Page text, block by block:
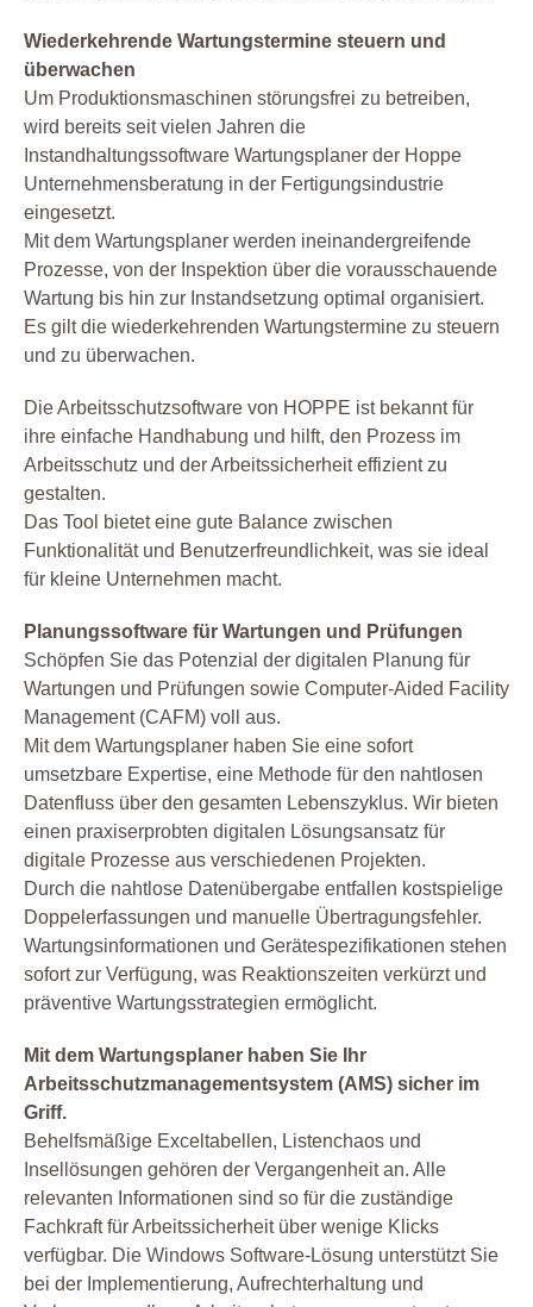
Wiederkehrende Wartungstermine steuern und
überwachen
Um Produktionsmaschinen störungsfrei zu betreiben,
wird bereits seit vielen Jahren die
Instandhaltungssoftware Wartungsplaner der Hoppe
Unternehmensberatung in der Fertigungsindustrie
eingesetzt.
Mit dem Wartungsplaner werden ineinandergreifende
Prozesse, von der Inspektion über die vorausschauende
Wartung bis hin zur Instandsetzung optimal organisiert.
Es gilt die wiederkehrenden Wartungstermine zu steuern
und zu überwachen.
Die Arbeitsschutzsoftware von HOPPE ist bekannt für
ihre einfache Handhabung und hilft, den Prozess im
Arbeitsschutz und der Arbeitssicherheit effizient zu
gestalten.
Das Tool bietet eine gute Balance zwischen
Funktionalität und Benutzerfreundlichkeit, was sie ideal
für kleine Unternehmen macht.
Planungssoftware für Wartungen und Prüfungen
Schöpfen Sie das Potenzial der digitalen Planung für
Wartungen und Prüfungen sowie Computer-Aided Facility
Management (CAFM) voll aus.
Mit dem Wartungsplaner haben Sie eine sofort
umsetzbare Expertise, eine Methode für den nahtlosen
Datenfluss über den gesamten Lebenszyklus. Wir bieten
einen praxiserprobten digitalen Lösungsansatz für
digitale Prozesse aus verschiedenen Projekten.
Durch die nahtlose Datenübergabe entfallen kostspielige
Doppelerfassungen und manuelle Übertragungsfehler.
Wartungsinformationen und Gerätespezifikationen stehen
sofort zur Verfügung, was Reaktionszeiten verkürzt und
präventive Wartungsstrategien ermöglicht.
Mit dem Wartungsplaner haben Sie Ihr
Arbeitsschutzmanagementsystem (AMS) sicher im
Griff.
Behelfsmäßige Exceltabellen, Listenchaos und
Insellösungen gehören der Vergangenheit an. Alle
relevanten Informationen sind so für die zuständige
Fachkraft für Arbeitssicherheit über wenige Klicks
verfügbar. Die Windows Software-Lösung unterstützt Sie
bei der Implementierung, Aufrechterhaltung und